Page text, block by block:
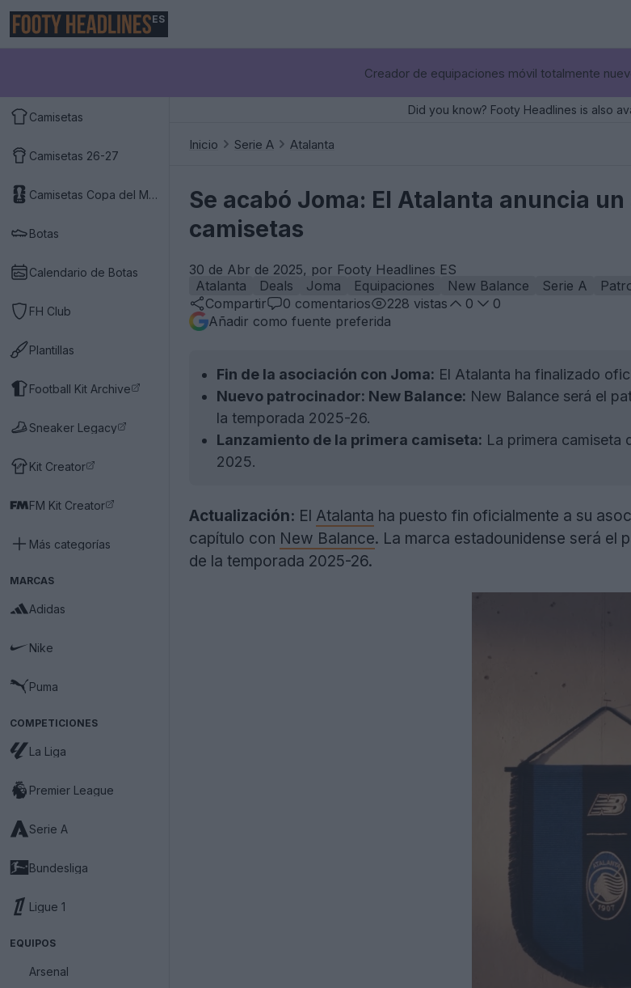
ES
Creador de equipaciones móvil totalmente
Camisetas
Camisetas 26-27
Camisetas Copa del Mundo 2026
Botas
Calendario de Botas
FH Club
Plantillas
Football Kit Archive
Sneaker Legacy
Kit Creator
FM Kit Creator
Más categorías
MARCAS
Adidas
Nike
Puma
COMPETICIONES
La Liga
Premier League
Serie A
Bundesliga
Ligue 1
EQUIPOS
Arsenal
Did you know? Footy Headlines is also
Inicio Serie A Atalanta
Se acabó Joma: El Atalanta anuncia
camisetas
30 de Abr de 2025, por Footy Headlines ES
Atalanta
Deals Joma Equipaciones New Balance Serie A
Compartir
0 comentarios 228 vistas 0
0
Añadir como fuente preferida
Fin de la asociación con Joma: El Atalanta ha finalizado
Nuevo patrocinador: New Balance: New Balance será el
la temporada 2025-26.
Lanzamiento de la primera camiseta: La primera camiseta
2025.
Actualización: El Atalanta ha puesto fin oficialmente a su
capítulo con New Balance. La marca estadounidense será el
de la temporada 2025-26.